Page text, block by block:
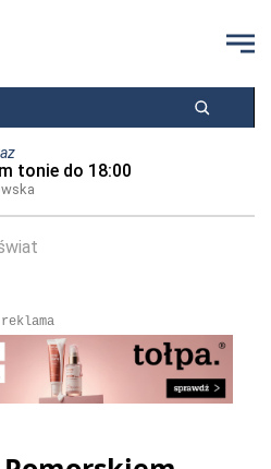
tonie do 18:00
reklama